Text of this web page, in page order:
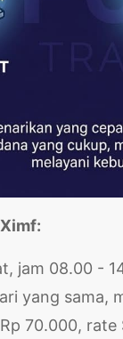
jam 08.00 -
yang sama,
70.000, rate